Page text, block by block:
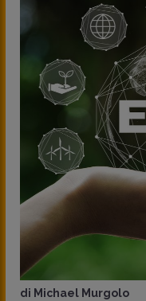
di Michael Murgolo